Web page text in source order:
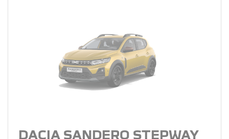
DACIA SANDERO STEPWAY